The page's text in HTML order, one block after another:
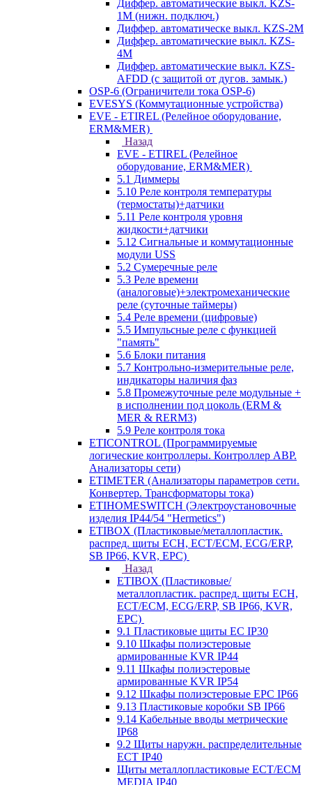
Диффер. автоматические выкл. KZS-
1M (нижн. подключ.)
Диффер. автоматическе выкл. KZS-2M
Диффер. автоматические выкл. KZS-
4M
Диффер. автоматические выкл. KZS-
AFDD (с защитой от дугов. замык.)
OSP-6 (Ограничители тока OSP-6)
EVESYS (Коммутационные устройства)
EVE - ETIREL (Релейное оборудование,
ERM&MER)
Назад
EVE - ETIREL (Релейное
оборудование, ERM&MER)
5.1 Диммеры
5.10 Реле контроля температуры
(термостаты)+датчики
5.11 Реле контроля уровня
жидкости+датчики
5.12 Сигнальные и коммутационные
модули USS
5.2 Сумеречные реле
5.3 Реле времени
(аналоговые)+электромеханические
реле (суточные таймеры)
5.4 Реле времени (цифровые)
5.5 Импульсные реле с функцией
"память"
5.6 Блоки питания
5.7 Контрольно-измерительные реле,
индикаторы наличия фаз
5.8 Промежуточные реле модульные +
в исполнении под цоколь (ERM &
MER & RERM3)
5.9 Реле контроля тока
ETICONTROL (Программируемые
логические контроллеры. Контроллер АВР.
Анализаторы сети)
ETIMETER (Анализаторы параметров сети.
Конвертер. Трансформаторы тока)
ETIHOMESWITCH (Электроустановочные
изделия IP44/54 "Hermetics")
ETIBOX (Пластиковые/металлопластик.
распред. щиты ECH, ECT/ECM, ECG/ERP,
SB IP66, KVR, EPC)
Назад
ETIBOX (Пластиковые/
металлопластик. распред. щиты ECH,
ECT/ECM, ECG/ERP, SB IP66, KVR,
EPC)
9.1 Пластиковые щиты EC IP30
9.10 Шкафы полиэстеровые
армированные KVR IP44
9.11 Шкафы полиэстеровые
армированные KVR IP54
9.12 Шкафы полиэстеровые EPC IP66
9.13 Пластиковые коробки SB IP66
9.14 Кабельные вводы метрические
IP68
9.2 Щиты наружн. распределительные
ECT IP40
Щиты металлопластиковые ECT/ECM
MEDIA IP40